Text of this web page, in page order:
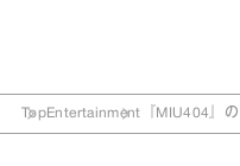
TopEntertainment 『MIU404』